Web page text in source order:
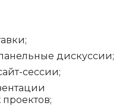
сессии;
дискуссии;